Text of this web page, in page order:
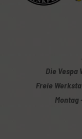
Mit Klick auf die
Die Vespa
Freie
Montag